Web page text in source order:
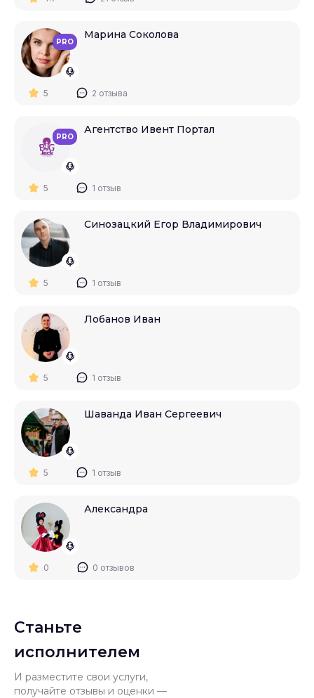
PRO
Марина Соколова
5 2 отзыва
PRO
Агентство Ивент Портал
5 1 отзыв
Синозацкий Егор Владимирович
5 1 отзыв
Лобанов Иван
5 1 отзыв
Шаванда Иван Сергеевич
5 1 отзыв
Александра
0 0 отзывов
Станьте
исполнителем
И разместите свои услуги,
получайте отзывы и оценки —